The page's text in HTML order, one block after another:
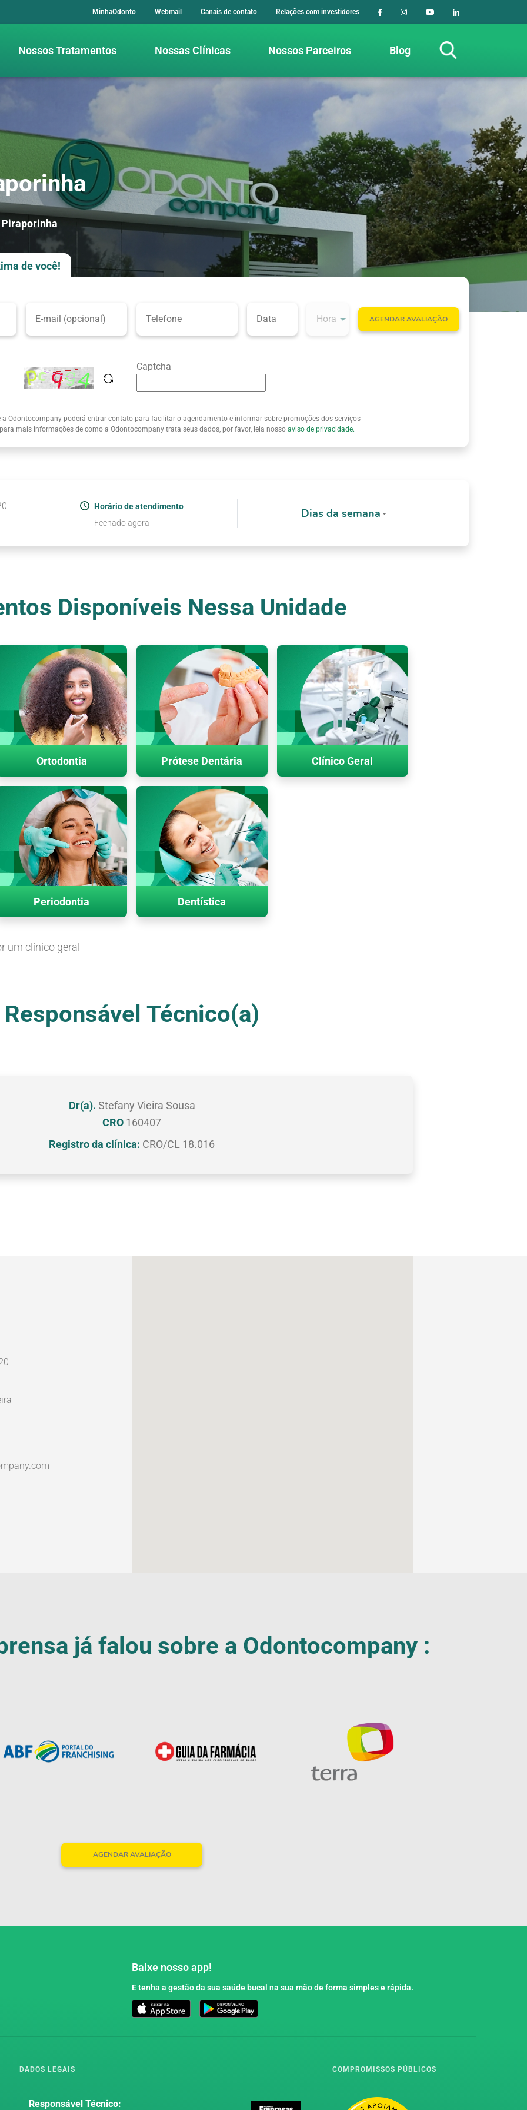
MinhaOdonto Webmail Canais de contato Relações com investidores
Nossos Tratamentos Nossas Clínicas Nossos Parceiros Blog
de você!
AGENDAR AVALIAÇÃO
Captcha
a Odontocompany poderá entrar contato para facilitar o agendamento e informar sobre promoções dos serviços
mais informações de como a Odontocompany trata seus dados, por favor, leia nosso aviso de privacidade.
Horário de atendimento
Fechado agora
Dias da semana
Disponíveis Nessa Unidade
Ortodontia Prótese Dentária Clínico Geral
Periodontia Dentística
um clínico geral
Responsável Técnico(a)
Dr(a). Stefany Vieira Sousa
CRO 160407
Registro da clínica: CRO/CL 18.016
já falou sobre a Odontocompany :
AGENDAR AVALIAÇÃO
Baixe nosso app!
E tenha a gestão da sua saúde bucal na sua mão de forma simples e rápida.
DADOS LEGAIS
Responsável Técnico:
COMPROMISSOS PÚBLICOS